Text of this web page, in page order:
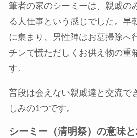
筆者の家のシーミーは、親戚の
る大仕事という感じでした。早
に集まり、男性陣はお墓掃除へ
チンで慌ただしくお供え物の重
す。
普段は会えない親戚達と交流で
しみの1つです。
シーミー（清明祭）の意味